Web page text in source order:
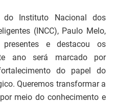
do Instituto Nacional dos
(INCC), Paulo Melo,
e destacou os
ano será marcado por
do papel do
Queremos transformar a
meio do conhecimento e